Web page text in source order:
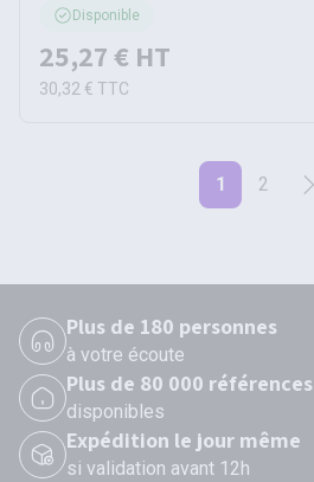
Disponible
25,27 € HT
30,32 € TTC
1 2
Plus de 180 personnes
à votre écoute
Plus de 80 000 références
disponibles
Expédition le jour même
si validation avant 12h